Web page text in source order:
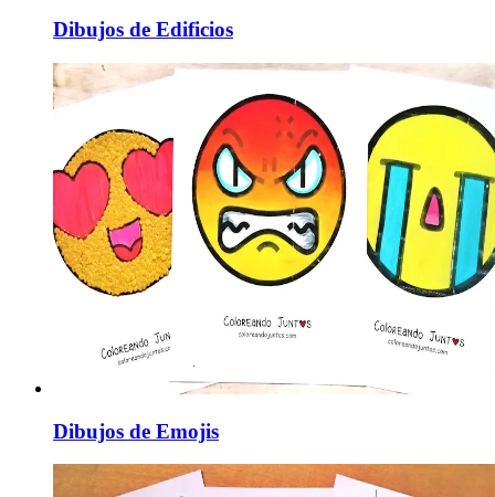
Dibujos de Edificios
Dibujos de Emojis